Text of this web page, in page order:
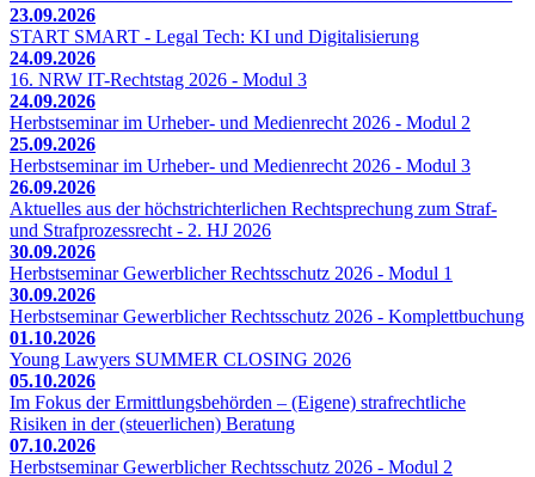
23.09.2026
START SMART - Legal Tech: KI und Digitalisierung
24.09.2026
16. NRW IT-Rechtstag 2026 - Modul 3
24.09.2026
Herbstseminar im Urheber- und Medienrecht 2026 - Modul 2
25.09.2026
Herbstseminar im Urheber- und Medienrecht 2026 - Modul 3
26.09.2026
Aktuelles aus der höchstrichterlichen Rechtsprechung zum Straf-
und Strafprozessrecht - 2. HJ 2026
30.09.2026
Herbstseminar Gewerblicher Rechtsschutz 2026 - Modul 1
30.09.2026
Herbstseminar Gewerblicher Rechtsschutz 2026 - Komplettbuchung
01.10.2026
Young Lawyers SUMMER CLOSING 2026
05.10.2026
Im Fokus der Ermittlungsbehörden – (Eigene) strafrechtliche
Risiken in der (steuerlichen) Beratung
07.10.2026
Herbstseminar Gewerblicher Rechtsschutz 2026 - Modul 2